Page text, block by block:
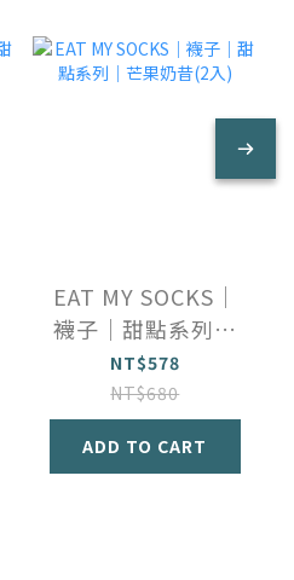
EAT MY SOCKS｜
襪子｜甜點系列｜
芒果奶昔(2入)
NT$578
NT$680
ADD TO CART